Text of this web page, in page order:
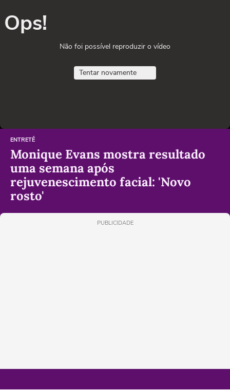
Ops!
Não foi possível reproduzir o vídeo
Tentar novamente
ENTRETÊ
Monique Evans mostra resultado
uma semana após
rejuvenescimento facial: 'Novo
rosto'
PUBLICIDADE